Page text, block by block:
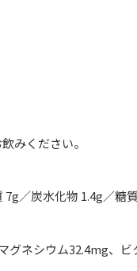
みください。
／炭水化物 1.4g／糖
ネシウム32.4mg、